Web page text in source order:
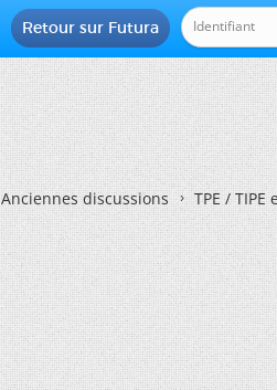
Retour sur Futura
Anciennes discussions TPE /